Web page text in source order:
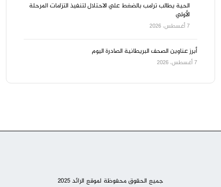
الحية يطالب ترامب بالضغط علي الاحتلال لتنفيذ التزامات المرحلة
الأولي
7 أغسطس، 2026
أبرز عناوين الصحف البريطانية الصادرة اليوم
7 أغسطس، 2026
جميع الحقوق محفوظة لموقع الرائد 2025